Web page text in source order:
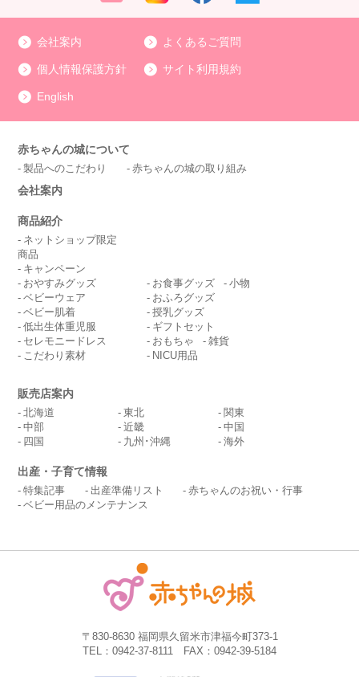
会社案内 よくあるご質問
個人情報保護方針 サイト利用規約
English
赤ちゃんの城について
製品へのこだわり 赤ちゃんの城の取り組み
会社案内
商品紹介
ネットショップ限定
商品
キャンペーン
おやすみグッズ
ベビーウェア
ベビー肌着
低出生体重児服
セレモニードレス
こだわり素材
お食事グッズ
小物
おふろグッズ
授乳グッズ
ギフトセット
おもちゃ
雑貨
NICU用品
販売店案内
北海道 東北
関東
中部
近畿
中国
四国
九州･沖縄 海外
出産・子育て情報
特集記事 出産準備リスト
赤ちゃんのお祝い・行事
ベビー用品のメンテナンス
〒830-8630 福岡県久留米市津福今町373-1
TEL：0942-37-8111 FAX：0942-39-5184